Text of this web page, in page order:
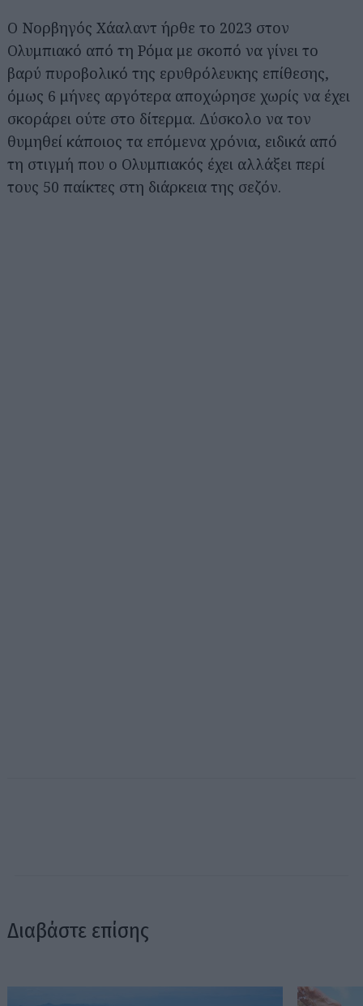
Ο Νορβηγός Χάαλαντ ήρθε το 2023 στον
Ολυμπιακό από τη Ρόμα με σκοπό να γίνει το
βαρύ πυροβολικό της ερυθρόλευκης επίθεσης,
όμως 6 μήνες αργότερα αποχώρησε χωρίς να έχει
σκοράρει ούτε στο δίτερμα. Δύσκολο να τον
θυμηθεί κάποιος τα επόμενα χρόνια, ειδικά από
τη στιγμή που ο Ολυμπιακός έχει αλλάξει περί
τους 50 παίκτες στη διάρκεια της σεζόν.
Διαβάστε επίσης